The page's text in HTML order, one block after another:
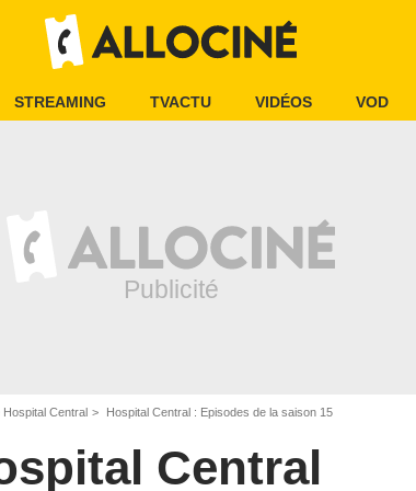
STREAMING TVACTU VIDÉOS VOD
Central Hospital Central : Episodes de la saison 15
Central